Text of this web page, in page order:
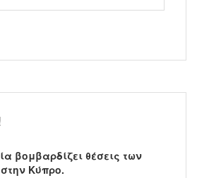
βομβαρδίζει θέσεις των
Κύπρο.